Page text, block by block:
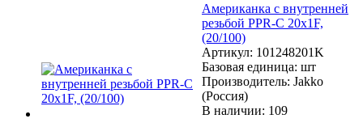
Американка с внутренней
резьбой PPR-C 20х1F,
(20/100)
Артикул: 101248201K
Базовая единица: шт
Производитель: Jakko
(Россия)
В наличии: 109